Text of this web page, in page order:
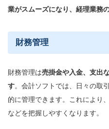
業がスムーズになり、経理業務
財務管理
財務管理は売掛金や入金、支出
す。会計ソフトでは、日々の取
的に管理できます。これにより
などを把握しやすくなります。